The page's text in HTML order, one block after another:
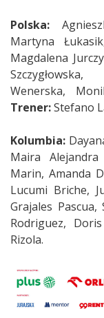
Polska:
Martyna
Magdalena
Wenerska,
Trener:Stefano
Kolumbia:
Maira
Marin, Amanda
Lucumi Briche,
Grajales
Rodriguez,
Rizola.